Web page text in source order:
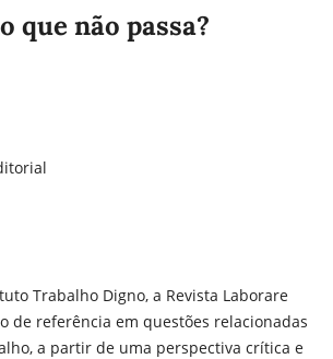
que não passa?
Trabalho Digno, a Revista Laborare
de referência em questões relacionadas
a partir de uma perspectiva crítica e